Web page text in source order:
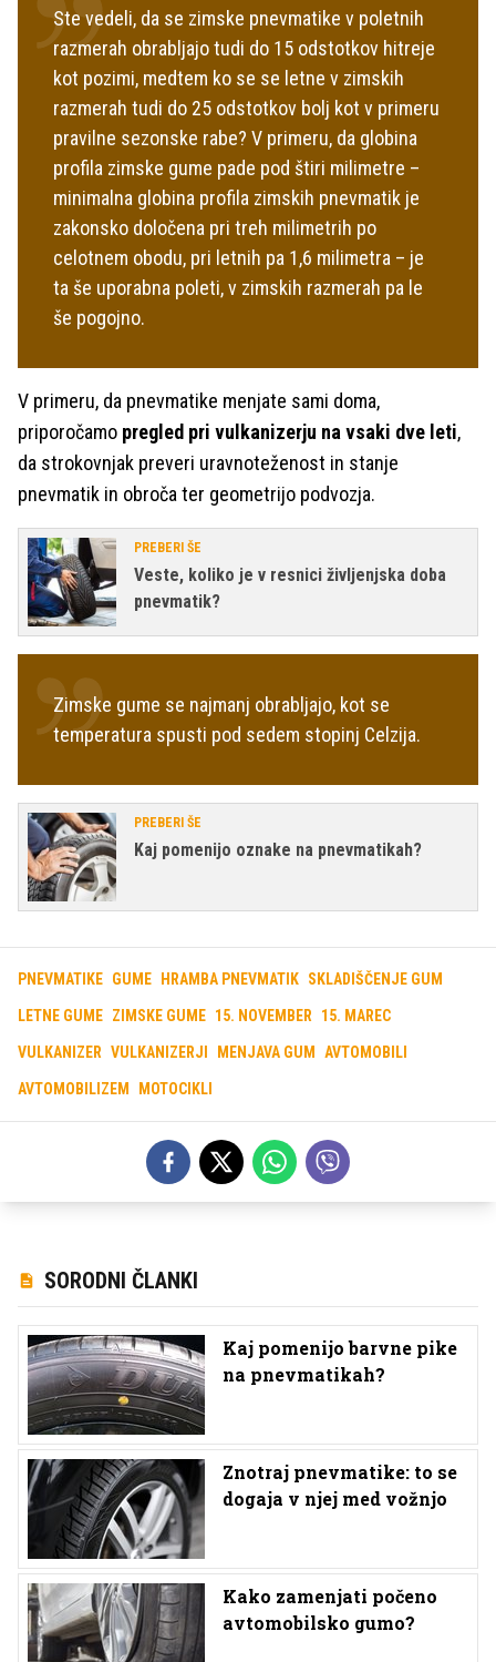
Ste vedeli, da se zimske pnevmatike v poletnih
razmerah obrabljajo tudi do 15 odstotkov hitreje
kot pozimi, medtem ko se se letne v zimskih
razmerah tudi do 25 odstotkov bolj kot v primeru
pravilne sezonske rabe? V primeru, da globina
profila zimske gume pade pod štiri milimetre –
minimalna globina profila zimskih pnevmatik je
zakonsko določena pri treh milimetrih po
celotnem obodu, pri letnih pa 1,6 milimetra – je
ta še uporabna poleti, v zimskih razmerah pa le
še pogojno.
V primeru, da pnevmatike menjate sami doma,
priporočamo pregled pri vulkanizerju na vsaki dve leti,
da strokovnjak preveri uravnoteženost in stanje
pnevmatik in obroča ter geometrijo podvozja.
PREBERI ŠE
Veste, koliko je v resnici življenjska doba
pnevmatik?
Zimske gume se najmanj obrabljajo, kot se
temperatura spusti pod sedem stopinj Celzija.
PREBERI ŠE
Kaj pomenijo oznake na pnevmatikah?
PNEVMATIKE GUME HRAMBA PNEVMATIK SKLADIŠČENJE GUM
LETNE GUME ZIMSKE GUME 15. NOVEMBER 15. MAREC
VULKANIZER VULKANIZERJI MENJAVA GUM AVTOMOBILI
AVTOMOBILIZEM MOTOCIKLI
SORODNI ČLANKI
Kaj pomenijo barvne pike
na pnevmatikah?
Znotraj pnevmatike: to se
dogaja v njej med vožnjo
Kako zamenjati počeno
avtomobilsko gumo?